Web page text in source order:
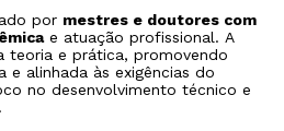
por mestres e doutores com
e atuação profissional. A
teoria e prática, promovendo
e alinhada às exigências do
no desenvolvimento técnico e